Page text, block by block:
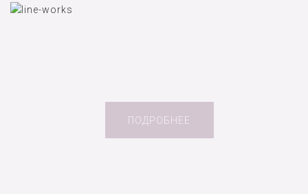
ПОДРОБНЕЕ